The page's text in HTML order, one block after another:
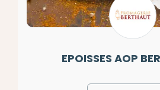
EPOISSES AOP